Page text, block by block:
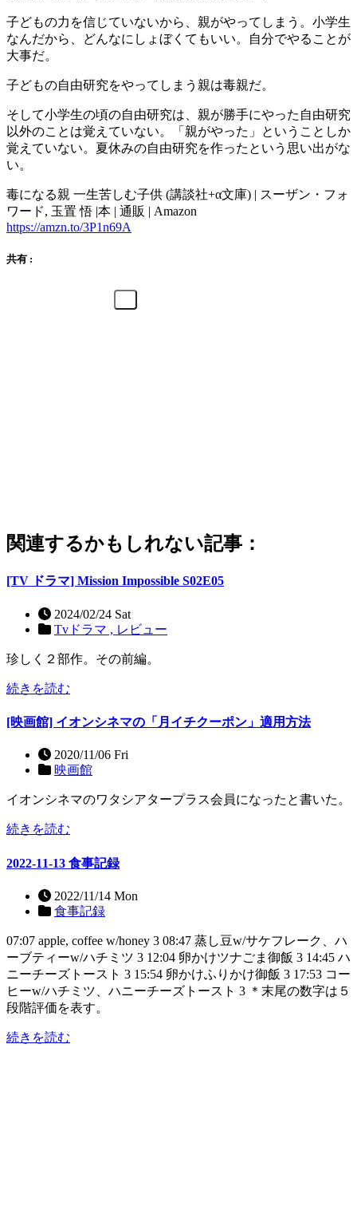
子どもの力を信じていないから、親がやってしまう。小学生
なんだから、どんなにしょぼくてもいい。自分でやることが
大事だ。
子どもの自由研究をやってしまう親は毒親だ。
そして小学生の頃の自由研究は、親が勝手にやった自由研究
以外のことは覚えていない。「親がやった」ということしか
覚えていない。夏休みの自由研究を作ったという思い出がな
い。
毒になる親 一生苦しむ子供 (講談社+α文庫) | スーザン・フォ
ワード, 玉置 悟 |本 | 通販 | Amazon
https://amzn.to/3P1n69A
共有 :
関連するかもしれない記事：
[TV ドラマ] Mission Impossible S02E05
2024/02/24 Sat
Tvドラマ , レビュー
珍しく２部作。その前編。
続きを読む
[映画館] イオンシネマの「月イチクーポン」適用方法
2020/11/06 Fri
映画館
イオンシネマのワタシアタープラス会員になったと書いた。
続きを読む
2022-11-13 食事記録
2022/11/14 Mon
食事記録
07:07 apple, coffee w/honey 3 08:47 蒸し豆w/サケフレーク、ハ
ーブティーw/ハチミツ 3 12:04 卵かけツナごま御飯 3 14:45 ハ
ニーチーズトースト 3 15:54 卵かけふりかけ御飯 3 17:53 コー
ヒーw/ハチミツ、ハニーチーズトースト 3 ＊末尾の数字は５
段階評価を表す。
続きを読む